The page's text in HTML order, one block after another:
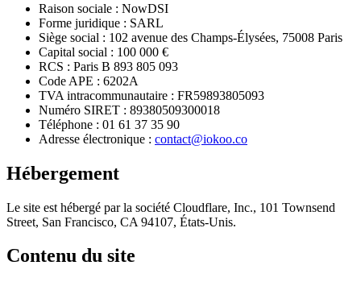
Raison sociale : NowDSI
Forme juridique : SARL
Siège social : 102 avenue des Champs-Élysées, 75008 Paris
Capital social : 100 000 €
RCS : Paris B 893 805 093
Code APE : 6202A
TVA intracommunautaire : FR59893805093
Numéro SIRET : 89380509300018
Téléphone : 01 61 37 35 90
Adresse électronique : contact@iokoo.co
Hébergement
Le site est hébergé par la société Cloudflare, Inc., 101 Townsend
Street, San Francisco, CA 94107, États-Unis.
Contenu du site